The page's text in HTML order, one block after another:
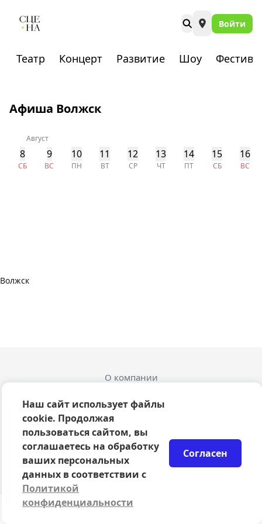
Войти
Театр Концерт Развитие Шоу
Афиша Волжск
Август
8
СБ
9
ВС
10
ПН
11
ВТ
12
СР
13
ЧТ
14
ПТ
15
СБ
16
ВС
Волжск
О компании
Политика конфиденциальности
Согласие на обработку персональных данных
Правила возврата билетов
Возврат билетов
Организаторам
© 2024-2026 ООО Сцена
Наш сайт использует файлы
cookie. Продолжая
пользоваться сайтом, вы
соглашаетесь на обработку
ваших персональных
данных в соответствии с
Политикой
конфиденциальности
Согласен